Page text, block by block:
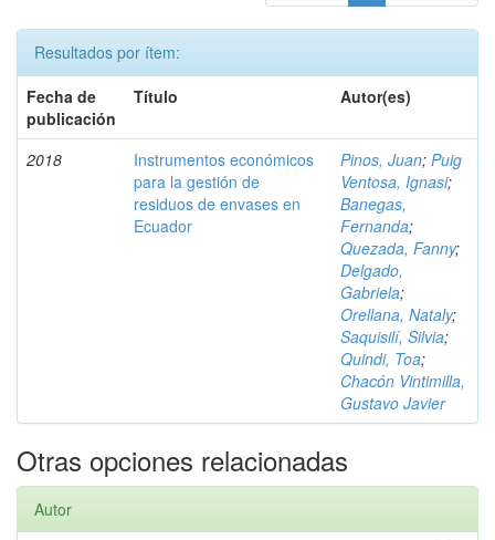
Resultados por ítem:
Fecha de
publicación
Título Autor(es)
2018
Instrumentos económicos
para la gestión de
residuos de envases en
Ecuador
Pinos, Juan; Puig
Ventosa, Ignasi;
Banegas,
Fernanda;
Quezada, Fanny;
Delgado,
Gabriela;
Orellana, Nataly;
Saquisilí, Silvia;
Quindi, Toa;
Chacón Vintimilla,
Gustavo Javier
Otras opciones relacionadas
Autor